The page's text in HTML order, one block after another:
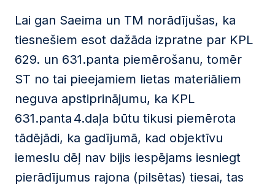
Lai gan Saeima un TM norādījušas, ka
tiesnešiem esot dažāda izpratne par KPL
629. un 631.panta piemērošanu, tomēr
ST no tai pieejamiem lietas materiāliem
neguva apstiprinājumu, ka KPL
631.panta 4.daļa būtu tikusi piemērota
tādējādi, ka gadījumā, kad objektīvu
iemeslu dēļ nav bijis iespējams iesniegt
pierādījumus rajona (pilsētas) tiesai, tas